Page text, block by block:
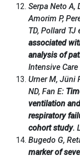
Serpa Neto A,
Amorim P,
TD, Pollard TJ
associated
analysis of
Intensive
Urner M, Jüni
ND, Fan E:
ventilation
respiratory
cohort study.
Bugedo G,
marker of